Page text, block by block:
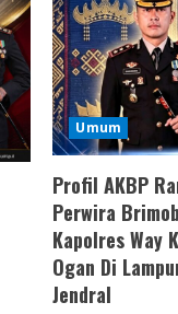
Umum
Profil AKBP
Perwira
Kapolres Way
Ogan Di
Jendral